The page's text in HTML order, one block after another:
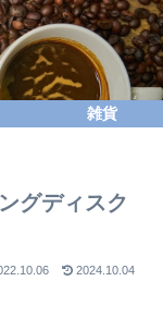
雑貨
グディスク
2024.10.04